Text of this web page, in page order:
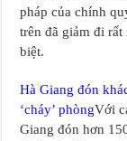
pháp của chính
trên đã giảm đi
biệt.
Hà Giang đón
‘cháy’ phòngVới
Giang đón hơn